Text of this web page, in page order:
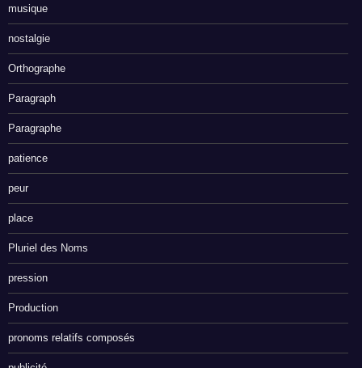
musique
nostalgie
Orthographe
Paragraph
Paragraphe
patience
peur
place
Pluriel des Noms
pression
Production
pronoms relatifs composés